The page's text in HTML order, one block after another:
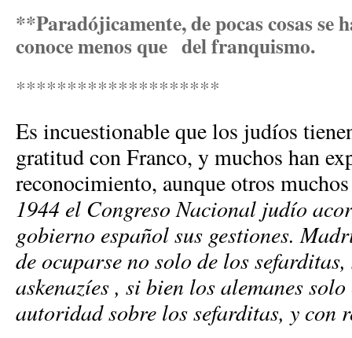
**Paradójicamente, de pocas cosas se
conoce menos que del franquismo.
********************
Es incuestionable que los judíos
gratitud con Franco, y muchos han
reconocimiento, aunque otros
1944 el Congreso Nacional judío
gobierno español sus gestiones.
de ocuparse no solo de los
askenazíes , si bien los alemanes
autoridad sobre los sefarditas, y con